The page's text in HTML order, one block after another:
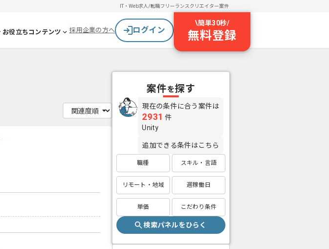
IT・Web求人/転職フリーランスクリエイター案件
お役立ちコンテンツ 採用企業の方へ ログイン
\簡単30秒/
無料登録
案件を探す
現在の条件に合う案件は
2931 件
Unity
追加できる条件はこちら
職種 スキル・言語
リモート・地域 週稼働日
単価 こだわり条件
検索パネルをひらく